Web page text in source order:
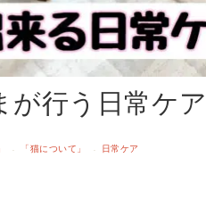
が行う日常ケア
· 「猫について」 · 日常ケア